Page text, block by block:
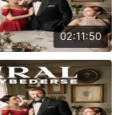
02:11:50